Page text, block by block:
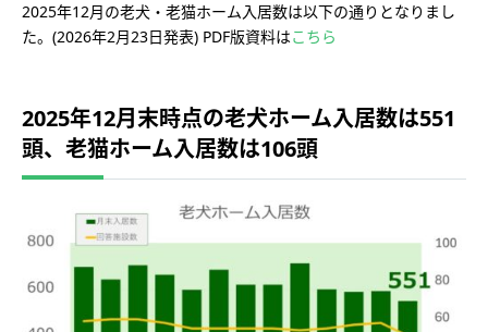
2025年12月の老犬・老猫ホーム入居数は以下の通りとなりまし
た。(2026年2月23日発表) PDF版資料はこちら
2025年12月末時点の老犬ホーム入居数は551
頭、老猫ホーム入居数は106頭